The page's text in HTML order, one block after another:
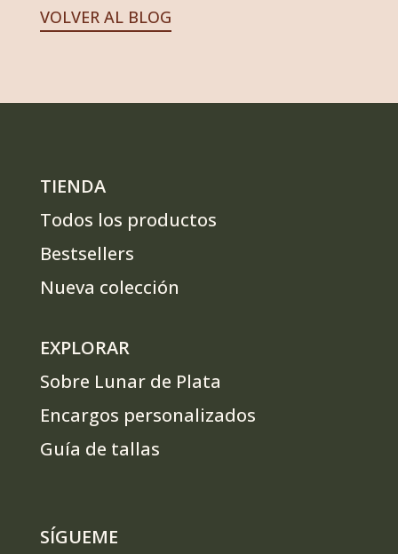
VOLVER AL BLOG
TIENDA
Todos los productos
Bestsellers
Nueva colección
EXPLORAR
Sobre Lunar de Plata
Encargos personalizados
Guía de tallas
SÍGUEME